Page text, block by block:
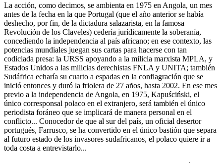
La acción, como decimos, se ambienta en 1975 en Angola, un mes
antes de la fecha en la que Portugal (que el año anterior se había
deshecho, por fin, de la dictadura salazarista, en la famosa
Revolución de los Claveles) cedería jurídicamente la soberanía,
concediendo la independencia al país africano; en ese contexto, las
potencias mundiales juegan sus cartas para hacerse con tan
codiciada presa: la URSS apoyando a la milicia marxista MPLA, y
Estados Unidos a las milicias derechistas FNLA y UNITA; también
Sudáfrica echaría su cuarto a espadas en la conflagración que se
inició entonces y duró la friolera de 27 años, hasta 2002. En ese mes
previo a la independencia de Angola, en 1975, Kapuściński, el
único corresponsal polaco en el extranjero, será también el único
periodista foráneo que se implicará de manera personal en el
conflicto... Conocedor de que al sur del país, un oficial desertor
portugués, Farrusco, se ha convertido en el único bastión que separa
al futuro estado de los invasores sudafricanos, el polaco quiere ir a
toda costa a entrevistarlo...